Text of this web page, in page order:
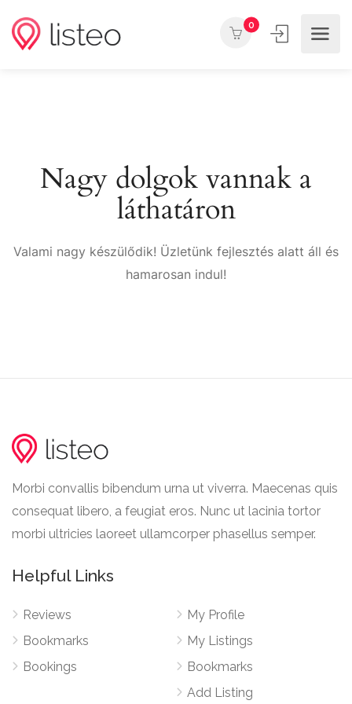
0
Nagy dolgok vannak a
láthatáron
Valami nagy készülődik! Üzletünk fejlesztés alatt áll és
hamarosan indul!
Morbi convallis bibendum urna ut viverra. Maecenas quis
consequat libero, a feugiat eros. Nunc ut lacinia tortor
morbi ultricies laoreet ullamcorper phasellus semper.
Helpful Links
Reviews
Bookmarks
Bookings
My Profile
My Listings
Bookmarks
Add Listing